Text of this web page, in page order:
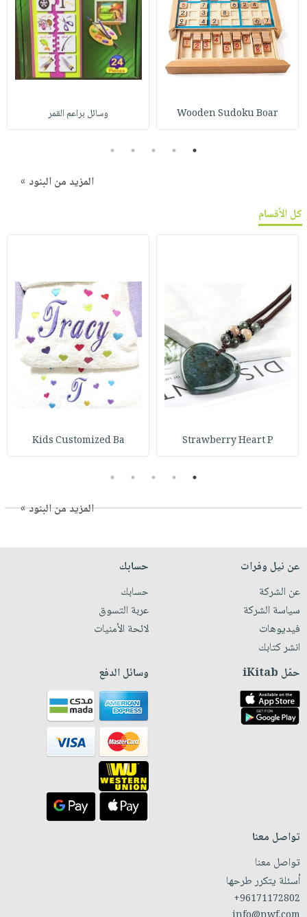
Wooden Sudoku Boar وسائل براعم القمر
1
2
3
4
5
المزيد من البنود »
كل الأقسام
Strawberry Heart P
Kids Customized Ba
1
2
3
4
5
المزيد من البنود »
عن نيل وفرات
عن الشركة
سياسة الشركة
فيديوهات
انشر كتابك
حسابك
حسابك
عربة التسوق
لائحة الأمنيات
حمّل iKitab وسائل الدفع
تواصل معنا
تواصل معنا
أسئلة يتكرر طرحها
+96171172802